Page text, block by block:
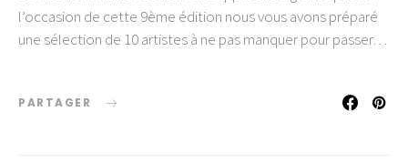
l’occasion de cette 9ème édition nous vous avons préparé
une sélection de 10 artistes à ne pas manquer pour passer…
PARTAGER